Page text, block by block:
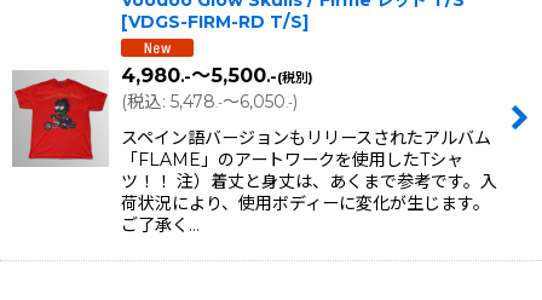
[VDGS-FIRM-RD T/S]
4,980.-～5,500.-(税別)
(税込: 5,478.-～6,050.-)
スペイン語バージョンもリリースされたアルバム
「FLAME」のアートワークを使用したTシャ
ツ！！ 注）着丈と身丈は、あくまで参考です。入
荷状況により、使用ボディーに変化が生じます。
ご了承く…